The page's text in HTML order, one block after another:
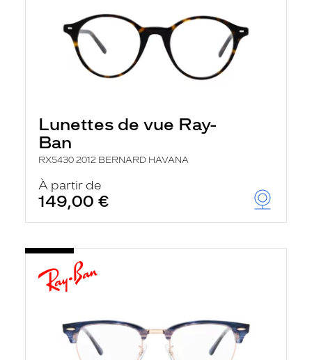
Lunettes de vue Ray-
Ban
RX5430 2012 BERNARD HAVANA
À partir de
149,00 €